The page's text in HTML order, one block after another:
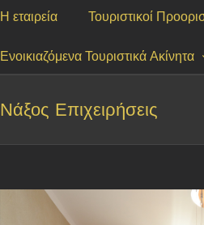
Η εταιρεία Τουριστικοί
Ενοικιαζόμενα Τουριστικά Ακίνητα
Νάξος Επιχειρήσεις